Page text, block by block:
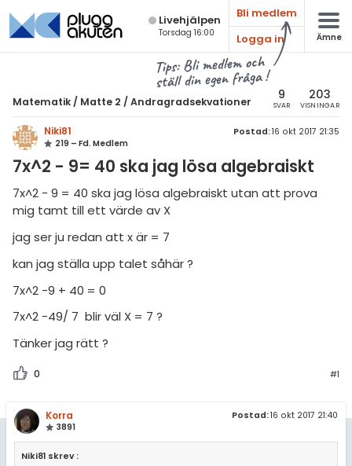
Live­hjälpen
Torsdag 16:00
Bli medlem
Logga in
Ämne
Tips: Bli medlem och
ställ din egen fråga !
Matematik / Matte 2 /Andragradsekvationer 9
SVAR
203
VISNINGAR
Niki81
219 – Fd. Medlem
Postad:16 okt 2017 21:35
7x^2 - 9= 40 ska jag lösa algebraiskt
7x^2 - 9 = 40 ska jag lösa algebraiskt utan att prova
mig tamt till ett värde av X
jag ser ju redan att x är = 7
kan jag ställa upp talet såhär ?
7x^2 -9 + 40 = 0
7x^2 -49/ 7 blir väl X = 7 ?
Tänker jag rätt ?
0 #1
Korra
3891
Postad:16 okt 2017 21:40
Niki81 skrev :
Alla ämnen
Alla trådar
7
9
1
2
Matematik
Linjära ekvationssystem
Topplistor
3
4
5
högskolan
& Bygg
språk
ämnen
diskussioner